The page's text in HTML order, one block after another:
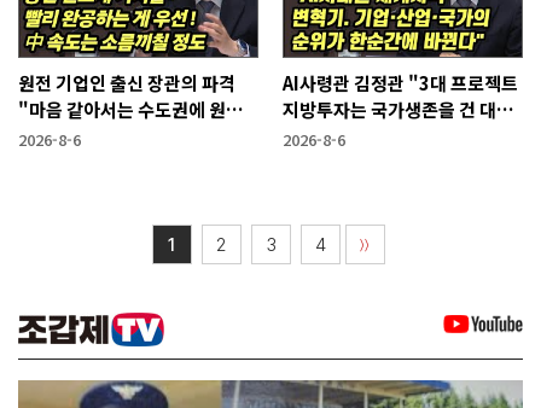
원전 기업인 출신 장관의 파격
"마음 같아서는 수도권에 원전
짓고싶다"
2026-8-6
AI사령관 김정관 "3대 프로젝트
지방투자는 국가생존을 건 대전
략"
2026-8-6
1 2 3 4 〉〉